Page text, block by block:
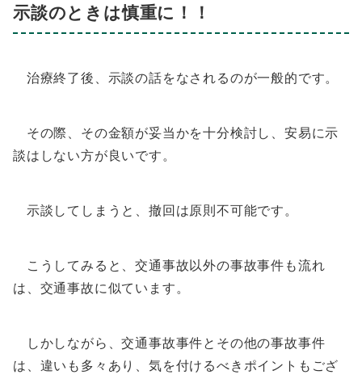
示談のときは慎重に！！
治療終了後、示談の話をなされるのが一般的です。
その際、その金額が妥当かを十分検討し、安易に示
談はしない方が良いです。
示談してしまうと、撤回は原則不可能です。
こうしてみると、交通事故以外の事故事件も流れ
は、交通事故に似ています。
しかしながら、交通事故事件とその他の事故事件
は、違いも多々あり、気を付けるべきポイントもござ